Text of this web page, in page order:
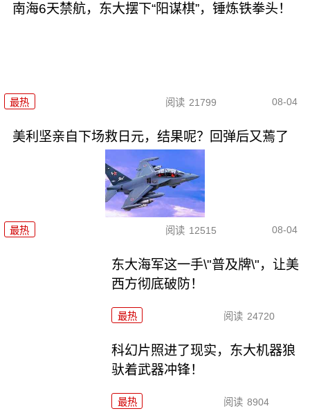
南海6天禁航，东大摆下“阳谋棋”，锤炼铁拳头！
最热 阅读 21799 08-04
美利坚亲自下场救日元，结果呢？回弹后又蔫了
最热 阅读 12515 08-04
东大海军这一手\"普及牌\"，让美
西方彻底破防！
最热 阅读 24720
科幻片照进了现实，东大机器狼
驮着武器冲锋！
最热 阅读 8904